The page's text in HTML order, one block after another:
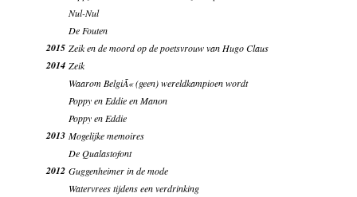
Nul-Nul
De Fouten
2015 Zeik en de moord op de poetsvrouw van Hugo Claus
2014 Zeik
Waarom BelgiÃ« (geen) wereldkampioen wordt
Poppy en Eddie en Manon
Poppy en Eddie
2013 Mogelijke memoires
De Qualastofont
2012 Guggenheimer in de mode
Watervrees tijdens een verdrinking